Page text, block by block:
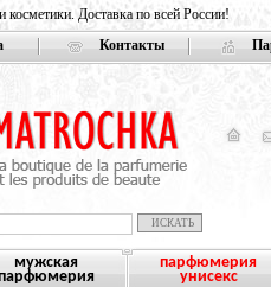
Доставка по всей России!
Контакты
мужская
парфюмерия
унисекс